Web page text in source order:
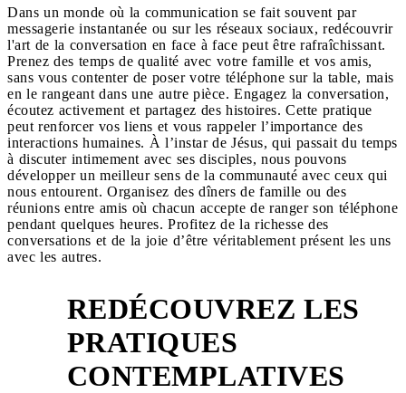
Dans un monde où la communication se fait souvent par
messagerie instantanée ou sur les réseaux sociaux, redécouvrir
l'art de la conversation en face à face peut être rafraîchissant.
Prenez des temps de qualité avec votre famille et vos amis,
sans vous contenter de poser votre téléphone sur la table, mais
en le rangeant dans une autre pièce. Engagez la conversation,
écoutez activement et partagez des histoires. Cette pratique
peut renforcer vos liens et vous rappeler l’importance des
interactions humaines. À l’instar de Jésus, qui passait du temps
à discuter intimement avec ses disciples, nous pouvons
développer un meilleur sens de la communauté avec ceux qui
nous entourent. Organisez des dîners de famille ou des
réunions entre amis où chacun accepte de ranger son téléphone
pendant quelques heures. Profitez de la richesse des
conversations et de la joie d’être véritablement présent les uns
avec les autres.
REDÉCOUVREZ LES
PRATIQUES
CONTEMPLATIVES